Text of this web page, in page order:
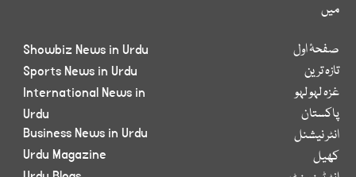
میں
صفحۂ اول
تازہ ترین
غزہ لہو لہو
پاکستان
انٹر نیشنل
کھیل
Showbiz News in Urdu
Sports News in Urdu
International News in
Urdu
Business News in Urdu
Urdu Magazine